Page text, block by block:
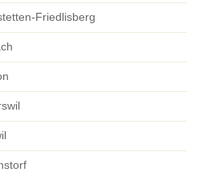
Friedlisberg